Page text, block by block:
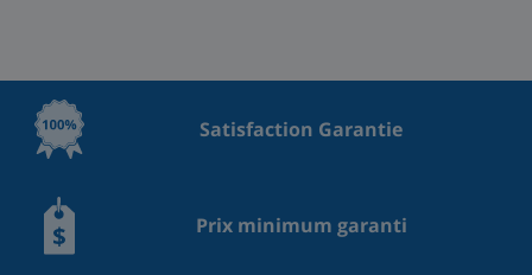
Satisfaction Garantie
Prix minimum garanti